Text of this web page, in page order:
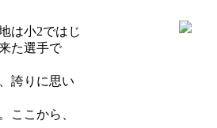
は小2ではじ
た選手で
誇りに思い
ここから、